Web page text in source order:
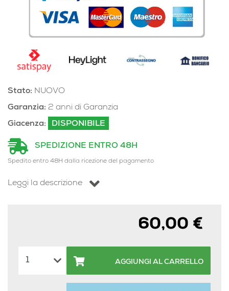
Stato: NUOVO
Garanzia: 2 anni di Garanzia
Giacenza:
DISPONIBILE
SPEDIZIONE ENTRO 48H
Spedito entro 48H dalla ricezione del pagamento
Leggi la descrizione
60,00 €
AGGIUNGI AL CARRELLO